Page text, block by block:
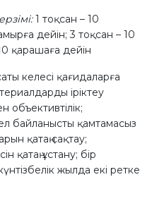
1 тоқсан – 10
дейін; 3 тоқсан – 10
қарашаға дейін
келесі қағидаларға
іріктеу
объективтілік;
байланысты қамтамасыз
қатаң сақтау;
қатаң ұстану; бір
жылда екі ретке